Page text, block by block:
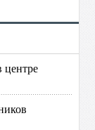
центре